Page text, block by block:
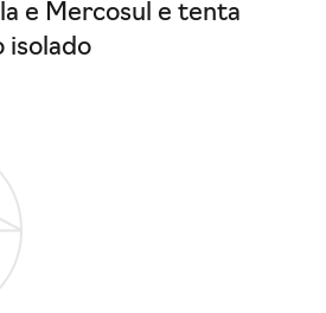
e Mercosul e tenta
isolado